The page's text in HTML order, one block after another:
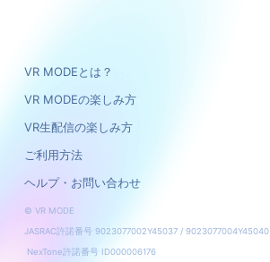
VR MODEとは？
VR MODEの楽しみ方
VR生配信の楽しみ方
ご利用方法
ヘルプ・お問い合わせ
© VR MODE
JASRAC許諾番号 9023077002Y45037 / 9023077004Y45040
NexTone許諾番号 ID000006176